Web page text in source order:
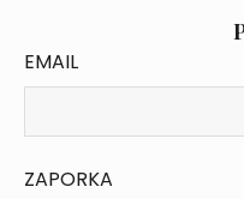
EMAIL
ZAPORKA